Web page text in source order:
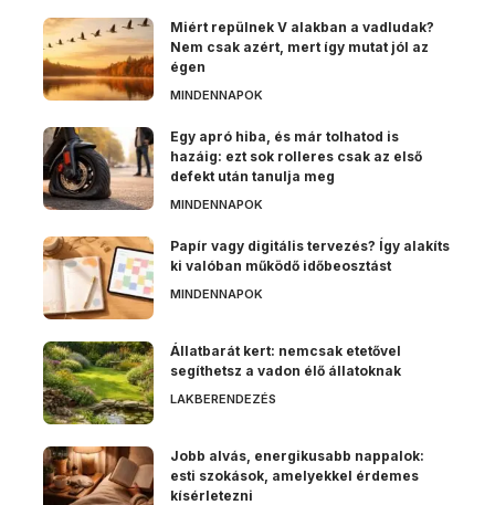
Miért repülnek V alakban a vadludak?
Nem csak azért, mert így mutat jól az
égen
MINDENNAPOK
Egy apró hiba, és már tolhatod is
hazáig: ezt sok rolleres csak az első
defekt után tanulja meg
MINDENNAPOK
Papír vagy digitális tervezés? Így alakíts
ki valóban működő időbeosztást
MINDENNAPOK
Állatbarát kert: nemcsak etetővel
segíthetsz a vadon élő állatoknak
LAKBERENDEZÉS
Jobb alvás, energikusabb nappalok:
esti szokások, amelyekkel érdemes
kísérletezni